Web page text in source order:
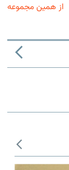
از همین مجموعه